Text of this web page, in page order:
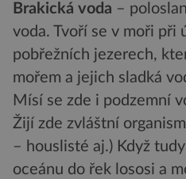
Brakická voda –
voda. Tvoří se v moři při
pobřežních jezerech,
mořem a jejich sladká
Mísí se zde i podzemní
Žijí zde zvláštní
– houslisté aj.) Když
oceánu do řek lososi a